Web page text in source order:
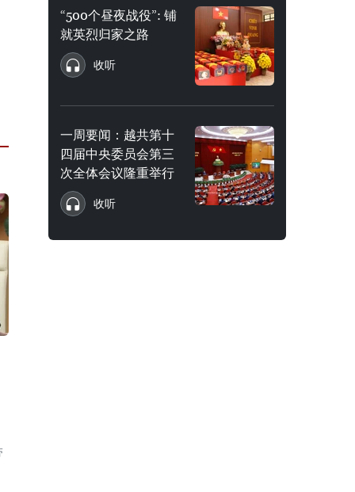
“500个昼夜战役”: 铺
就英烈归家之路
收听
一周要闻：越共第十
四届中央委员会第三
次全体会议隆重举行
收听